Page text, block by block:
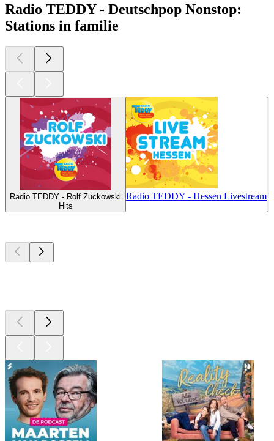
Radio TEDDY - Deutschpop Nonstop:
Stations in familie
Radio TEDDY - Rolf Zuckowski
Hits
Radio TEDDY - Hessen Livestream